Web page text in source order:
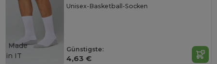
Unisex-Basketball-Socken
Günstigste:
4,63 €
Made
in IT